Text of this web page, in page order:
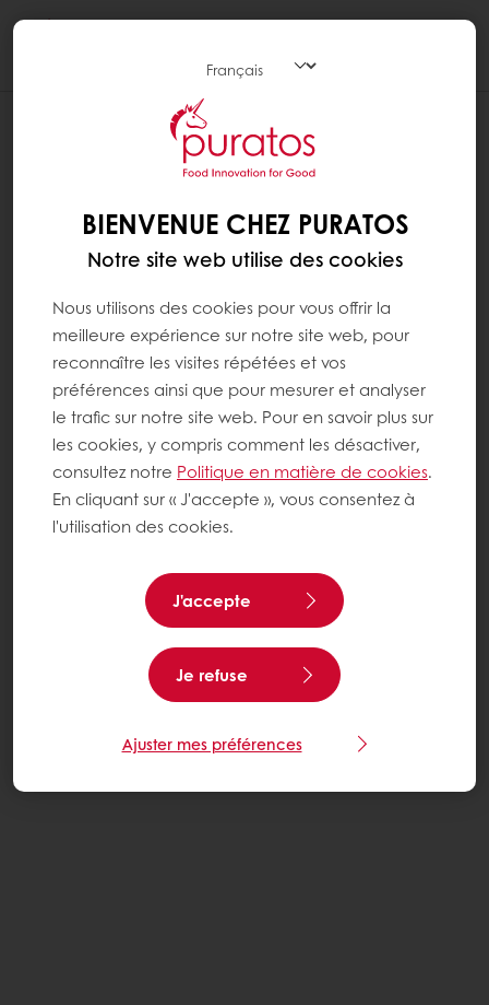
BIENVENUE CHEZ PURATOS
Notre site web utilise des cookies
Nous utilisons des cookies pour vous offrir la
meilleure expérience sur notre site web, pour
reconnaître les visites répétées et vos
préférences ainsi que pour mesurer et analyser
le trafic sur notre site web. Pour en savoir plus sur
les cookies, y compris comment les désactiver,
consultez notre Politique en matière de cookies.
En cliquant sur « J'accepte », vous consentez à
l'utilisation des cookies.
J'accepte
Je refuse
Ajuster mes préférences